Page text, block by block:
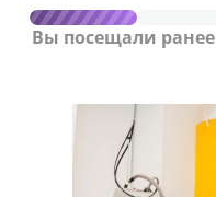
Вы посещали